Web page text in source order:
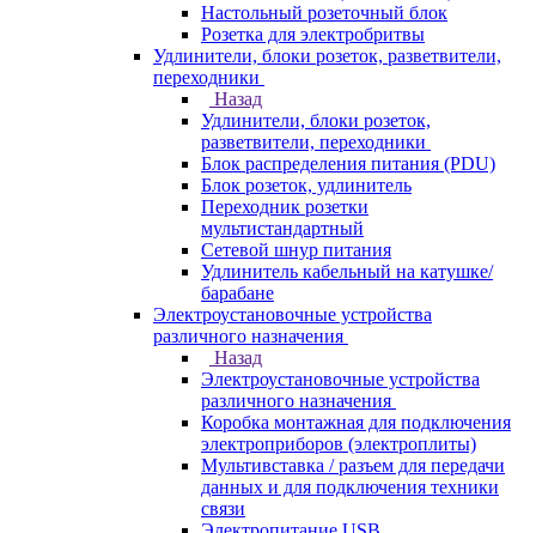
Настольный розеточный блок
Розетка для электробритвы
Удлинители, блоки розеток, разветвители,
переходники
Назад
Удлинители, блоки розеток,
разветвители, переходники
Блок распределения питания (PDU)
Блок розеток, удлинитель
Переходник розетки
мультистандартный
Сетевой шнур питания
Удлинитель кабельный на катушке/
барабане
Электроустановочные устройства
различного назначения
Назад
Электроустановочные устройства
различного назначения
Коробка монтажная для подключения
электроприборов (электроплиты)
Мультивставка / разъем для передачи
данных и для подключения техники
связи